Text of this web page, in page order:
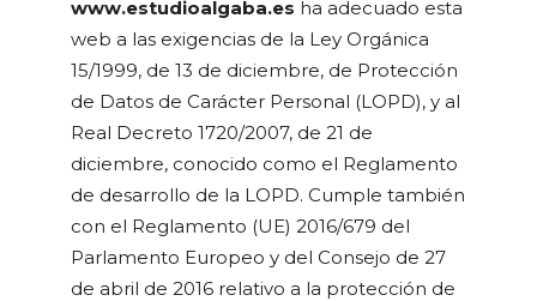
www.estudioalgaba.es ha adecuado esta
web a las exigencias de la Ley Orgánica
15/1999, de 13 de diciembre, de Protección
de Datos de Carácter Personal (LOPD), y al
Real Decreto 1720/2007, de 21 de
diciembre, conocido como el Reglamento
de desarrollo de la LOPD. Cumple también
con el Reglamento (UE) 2016/679 del
Parlamento Europeo y del Consejo de 27
de abril de 2016 relativo a la protección de